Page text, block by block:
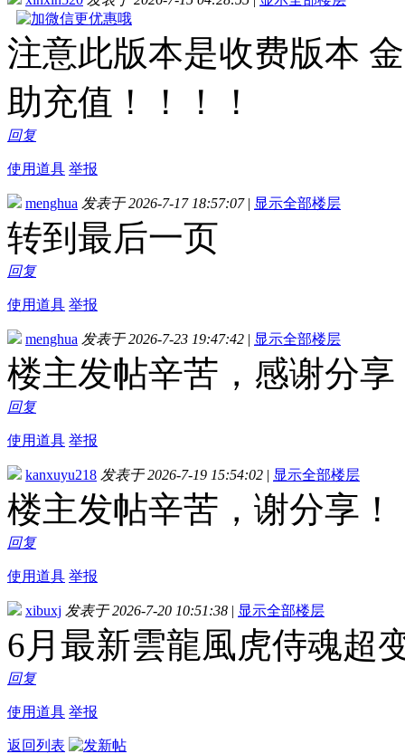
注意此版本是收费版本
助充值！！！！
回复
使用道具 举报
menghua 发表于 2026-7-17 18:57:07 | 显示全部楼层
转到最后一页
回复
使用道具 举报
menghua 发表于 2026-7-23 19:47:42 | 显示全部楼层
楼主发帖辛苦，感谢分享
回复
使用道具 举报
kanxuyu218 发表于 2026-7-19 15:54:02 | 显示全部楼层
楼主发帖辛苦，谢分享！
回复
使用道具 举报
xibuxj 发表于 2026-7-20 10:51:38 | 显示全部楼层
6月最新雲龍風虎侍魂超
回复
使用道具 举报
返回列表